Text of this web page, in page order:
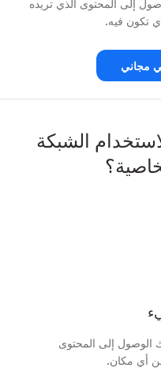
إلى المحتوى الذي تريده
تكون فيه.
مجاني
الشبكة
الوصول إلى المحتوى
أي مكان.